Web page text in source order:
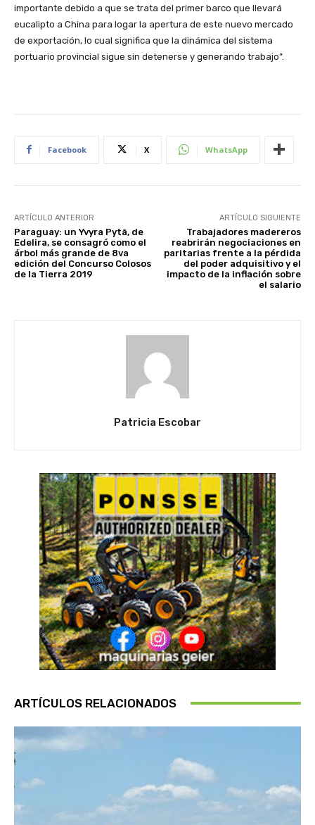
importante debido a que se trata del primer barco que llevará
eucalipto a China para logar la apertura de este nuevo mercado
de exportación, lo cual significa que la dinámica del sistema
portuario provincial sigue sin detenerse y generando trabajo”.
Facebook X WhatsApp
ARTÍCULO ANTERIOR
Paraguay: un Yvyra Pytâ, de
Edelira, se consagró como el
árbol más grande de 8va
edición del Concurso Colosos
de la Tierra 2019
ARTÍCULO SIGUIENTE
Trabajadores madereros
reabrirán negociaciones en
paritarias frente a la pérdida
del poder adquisitivo y el
impacto de la inflación sobre
el salario
Patricia Escobar
ARTÍCULOS RELACIONADOS